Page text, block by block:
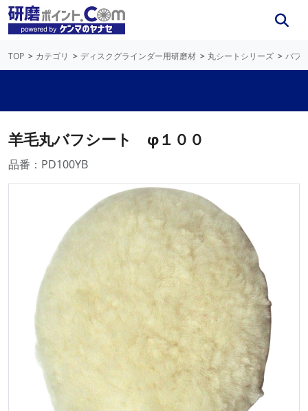
TOP カテゴリ ディスクグラインダー用研磨材 丸シートシリーズ バフ
羊毛丸バフシート φ１００
品番：PD100YB